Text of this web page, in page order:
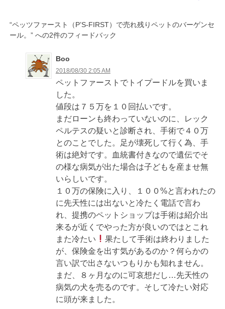
ビ
ゲ
“ペッツファースト（P’S-FIRST）で売れ残りペットのバーゲンセ
ール。 ” への2件のフィードバック
Boo
2018/08/30 2:05 AM
ペットファーストでトイプードルを買いま
した。
値段は７５万を１０回払いです。
まだローンも終わっていないのに、レック
ペルテスの疑いと診断され、手術で４０万
とのことでした。足が壊死して行く為、手
術は絶対です。血統書付きなので遺伝でそ
の様な病気が出た場合は子どもを産ませ無
いらしいです。
１０万の保険に入り、１００%と言われたの
に先天性には出ないと冷たく電話で言わ
れ、提携のペットショップは手術は紹介出
来るが近くでやった方が良いのではとこれ
また冷たい
果たして手術は終わりました
が、保険金を出す気があるのか？何らかの
言い訳で出さないつもりかも知れません。
まだ、８ヶ月なのに可哀想だし…先天性の
病気の犬を売るのです。そして冷たい対応
に頭が来ました。